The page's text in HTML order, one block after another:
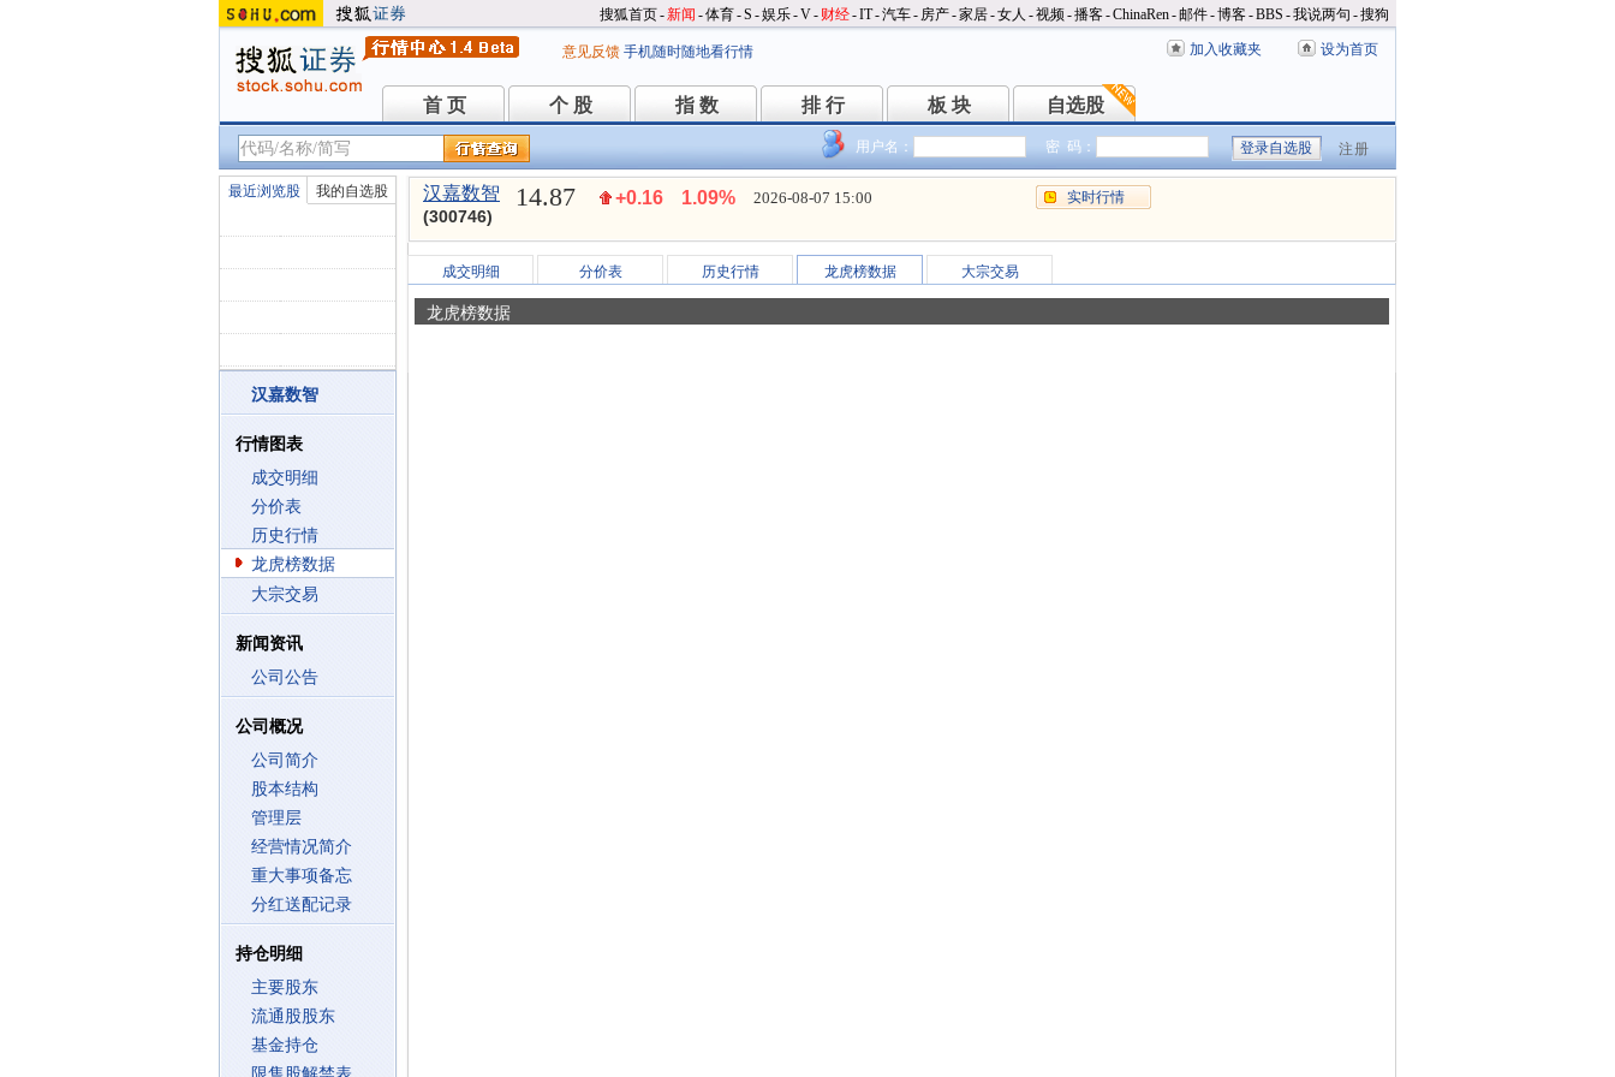
搜狐首页-新闻 -体育-S -娱乐-V- 财经-IT-汽车- 房产-家居-女人 -视频-播客-ChinaRen-邮件-博客-BBS -我说两句 -搜狗
意见反馈 手机随时随地看行情 加入收藏夹 设为首页
首 页
首 页 个 股
个 股 指 数
指 数 排 行
排 行 板 块
板 块 自选股
自选股
用户名： 密 码： 注册
最近浏览股 我的自选股
汉嘉数智
行情图表
成交明细
分价表
历史行情
龙虎榜数据
大宗交易
新闻资讯
公司公告
公司概况
公司简介
股本结构
管理层
经营情况简介
重大事项备忘
分红送配记录
持仓明细
主要股东
流通股股东
基金持仓
汉嘉数智
(300746)
14.87 +0.16 1.09% 2026-08-07 15:00 实时行情
成交明细 分价表 历史行情 龙虎榜数据 大宗交易
龙虎榜数据